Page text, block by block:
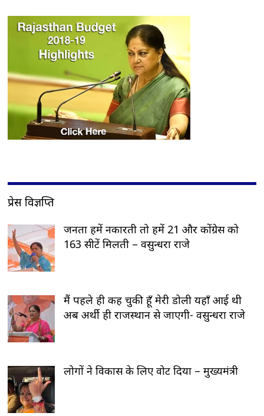
प्रेस विज्ञप्ति
जनता हमें नकारती तो हमें 21 और कोंग्रेस को
163 सीटें मिलती – वसुन्धरा राजे
मैं पहले ही कह चुकी हूँ मेरी डोली यहाँ आई थी
अब अर्थी ही राजस्थान से जाएगी- वसुन्धरा राजे
लोगों ने विकास के लिए वोट दिया – मुख्यमंत्री